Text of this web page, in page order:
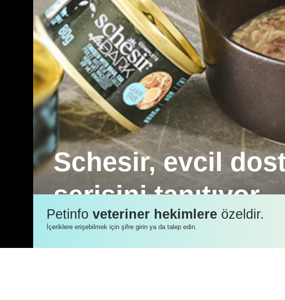
Schesir, evcil
serisini tanıtıyor
Schesir After Dark ile günlük öğün her zaman tam ve
Petinfoveteriner hekimlere özeldir.
İçeriklere erişebilmek için şifre girin ya da talep edin.